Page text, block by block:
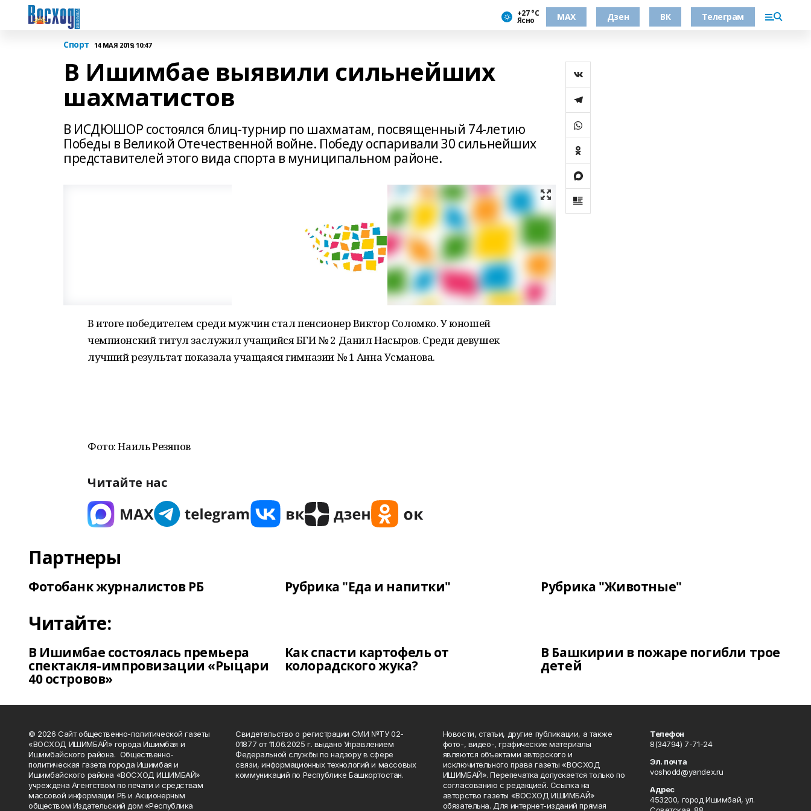
+27 °С
Ясно МАХ Дзен ВК Телеграм
Спорт 14 МАЯ 2019, 10:47
В Ишимбае выявили сильнейших
шахматистов
В ИСДЮШОР состоялся блиц-турнир по шахматам, посвященный 74-летию
Победы в Великой Отечественной войне. Победу оспаривали 30 сильнейших
представителей этого вида спорта в муниципальном районе.
В итоге победителем среди мужчин стал пенсионер Виктор Соломко. У юношей
чемпионский титул заслужил учащийся БГИ № 2 Данил Насыров. Среди девушек
лучший результат показала учащаяся гимназии № 1 Анна Усманова.
Фото: Наиль Резяпов
Читайте нас
Партнеры
Фотобанк журналистов РБ Рубрика "Еда и напитки" Рубрика "Животные"
Читайте:
В Ишимбае состоялась премьера
спектакля-импровизации «Рыцари
40 островов»
Как спасти картофель от
колорадского жука?
В Башкирии в пожаре погибли трое
детей
© 2026 Сайт общественно-политической газеты
«ВОСХОД ИШИМБАЙ» города Ишимбая и
Ишимбайского района. Общественно-
политическая газета города Ишимбая и
Ишимбайского района «ВОСХОД ИШИМБАЙ»
учреждена Агентством по печати и средствам
массовой информации РБ и Акционерным
обществом Издательский дом «Республика
Свидетельство о регистрации СМИ №ТУ 02-
01877 от 11.06.2025 г. выдано Управлением
Федеральной службы по надзору в сфере
связи, информационных технологий и массовых
коммуникаций по Республике Башкортостан.
Новости, статьи, другие публикации, а также
фото-, видео-, графические материалы
являются объектами авторского и
исключительного права газеты «ВОСХОД
ИШИМБАЙ». Перепечатка допускается только по
согласованию с редакцией. Ссылка на
авторство газеты «ВОСХОД ИШИМБАЙ»
обязательна. Для интернет-изданий прямая
Телефон
8(34794) 7-71-24
Эл. почта
voshodd@yandex.ru
Адрес
453200, город Ишимбай, ул.